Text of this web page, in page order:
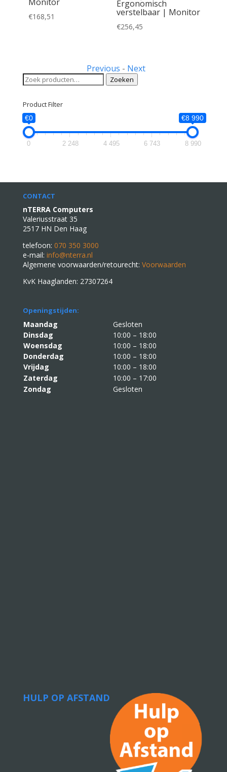
€168,51
Ergonomisch
verstelbaar | Monitor
€256,45
Previous - Next
Zoeken
naar:
Zoeken
Product Filter
€0 €8 990
0 2 248 4 495 6 743 8 990
CONTACT
nTERRA Computers
Valeriusstraat 35
2517 HN Den Haag
telefoon: 070 350 3000
e-mail: info@nterra.nl
Algemene voorwaarden/retourecht: Voorwaarden
KvK Haaglanden: 27307264
Openingstijden:
Maandag
Gesloten
Dinsdag
10:00 – 18:00
Woensdag
10:00 – 18:00
Donderdag
10:00 – 18:00
Vrijdag
10:00 – 18:00
Zaterdag
10:00 – 17:00
Zondag
Gesloten
HULP OP AFSTAND